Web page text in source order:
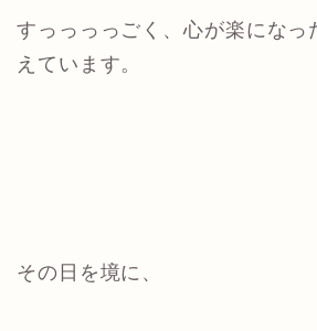
すっっっっごく、心が楽になっ
えています。
その日を境に、